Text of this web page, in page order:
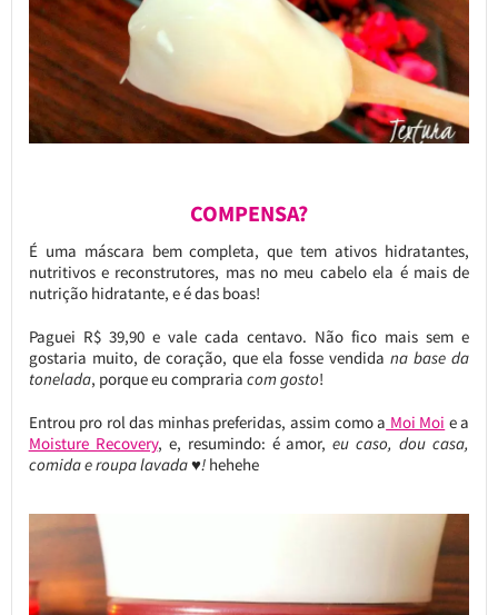
COMPENSA?
É uma máscara bem completa, que tem ativos hidratantes,
nutritivos e reconstrutores, mas no meu cabelo ela é mais de
nutrição hidratante, e é das boas!
Paguei R$ 39,90 e vale cada centavo. Não fico mais sem e
gostaria muito, de coração, que ela fosse vendida na base da
tonelada, porque eu compraria com gosto!
Entrou pro rol das minhas preferidas, assim como a Moi Moi e a
Moisture Recovery, e, resumindo: é amor,eu caso, dou casa,
comida e roupa lavada ♥!hehehe